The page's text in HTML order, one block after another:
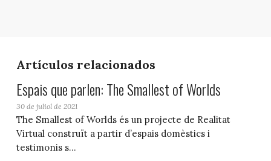
Artículos relacionados
Espais que parlen: The Smallest of Worlds
30 de juliol de 2021
The Smallest of Worlds és un projecte de Realitat
Virtual construït a partir d’espais domèstics i
testimonis s...